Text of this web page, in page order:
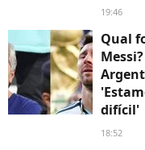
19:46
Qual
difícil'
18:52